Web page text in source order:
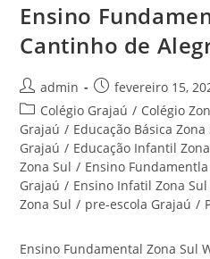
Ensino
Cantinho de
Autor
do
post:
admin
Post
publicado:
fevereiro 15,
Categoria
do
post:
Colégio Grajaú / Colégio
Grajaú / Educação Básica Zona
Grajaú / Educação Infantil
Zona Sul / Ensino
Grajaú / Ensino Infatil Zona Sul
Zona Sul / pre-escola Grajaú /
Ensino Fundamental Zona Sul